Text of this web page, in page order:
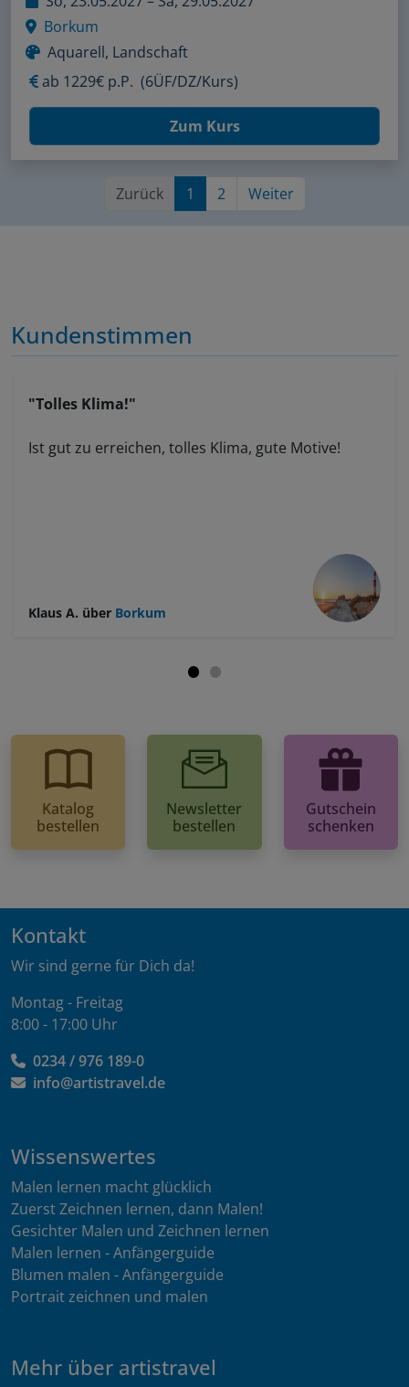
Borkum
Aquarell, Landschaft
ab 1229€ p.P. (6ÜF/DZ/Kurs)
Zum Kurs
Zurück 1 2 Weiter
Kundenstimmen
"Tolles Klima!"
Ist gut zu erreichen, tolles Klima, gute Motive!
Klaus A. über Borkum
Katalog
bestellen
Newsletter
bestellen
Gutschein
schenken
Kontakt
Wir sind gerne für Dich da!
Montag - Freitag
8:00 - 17:00 Uhr
0234 / 976 189-0
info@artistravel.de
Wissenswertes
Malen lernen macht glücklich
Zuerst Zeichnen lernen, dann Malen!
Gesichter Malen und Zeichnen lernen
Malen lernen - Anfängerguide
Blumen malen - Anfängerguide
Portrait zeichnen und malen
Mehr über artistravel